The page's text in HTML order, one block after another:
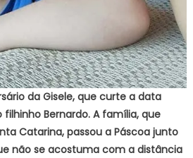
da Gisele, que curte a data
Bernardo. A família, que
Catarina, passou a Páscoa junto
não se acostuma com a distância